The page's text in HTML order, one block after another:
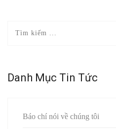
Danh Mục Tin Tức
Báo chí nói về chúng tôi